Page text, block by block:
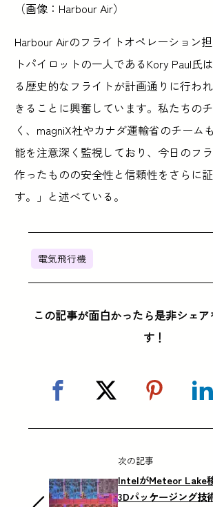
（画像：Harbour Air）
Harbour Airのフライトオペレーション
トパイロットの一人であるKory Paul氏
る歴史的なフライトが計画通りに行わ
きることに興奮しています。私たちの
く、magniX社やカナダ運輸省のチーム
能を注意深く監視しており、今日のフ
作ったものの安全性と信頼性をさらに
す。」と述べている。
電気飛行機
この記事が面白かったら是非シェ
す！
次の記事
IntelがMeteor Lake
3Dパッケージング技